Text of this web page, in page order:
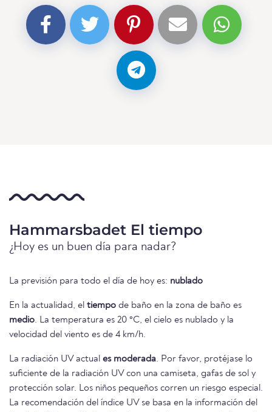
Hammarsbadet El tiempo
¿Hoy es un buen día para nadar?
La previsión para todo el día de hoy es: nublado
En la actualidad, el tiempo de baño en la zona de baño es
medio. La temperatura es 20 °C, el cielo es nublado y la
velocidad del viento es de 4 km/h.
La radiación UV actual es moderada. Por favor, protéjase lo
suficiente de la radiación UV con una camiseta, gafas de sol y
protección solar. Los niños pequeños corren un riesgo especial.
La recomendación del índice UV se basa en la información del